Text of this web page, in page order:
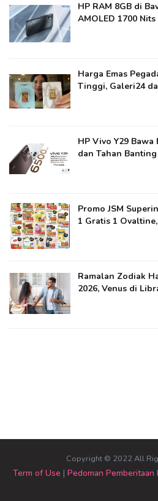
HP RAM 8GB di
AMOLED 1700
Harga Emas
Tinggi, Galeri24
HP Vivo Y29 Bawa
dan Tahan
Promo JSM
1 Gratis 1
Ramalan Zodiak
2026, Venus di
Copyright © 2022 All
Term of Use | Pedoman Pemberitaan